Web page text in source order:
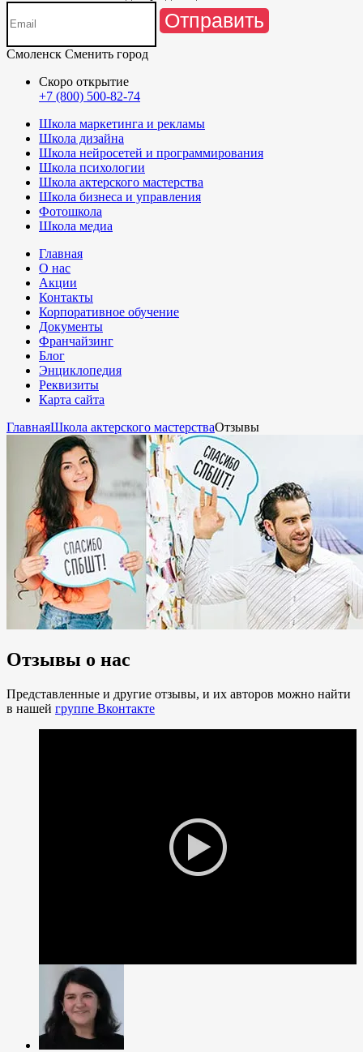
Отправить
Смоленск Сменить город
Скоро открытие
+7 (800) 500-82-74
Школа маркетинга и рекламы
Школа дизайна
Школа нейросетей и программирования
Школа психологии
Школа актерского мастерства
Школа бизнеса и управления
Фотошкола
Школа медиа
Главная
О нас
Акции
Контакты
Корпоративное обучение
Документы
Франчайзинг
Блог
Энциклопедия
Реквизиты
Карта сайта
ГлавнаяШкола актерского мастерстваОтзывы
Отзывы о нас
Представленные и другие отзывы, и их авторов можно найти
в нашей группе Вконтакте